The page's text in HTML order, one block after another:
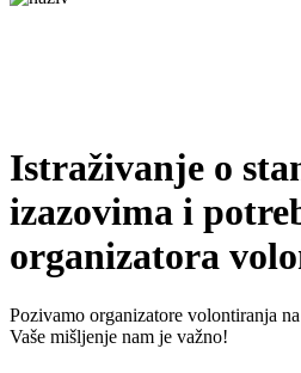
Istraživanje o
izazovima i
organizatora
Pozivamo organizatore volontiranja
Vaše mišljenje nam je važno!